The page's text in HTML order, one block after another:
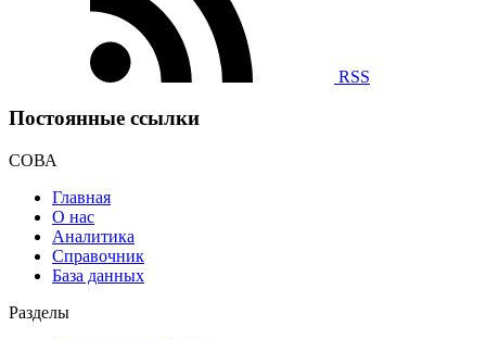
RSS
Постоянные ссылки
СОВА
Главная
О нас
Аналитика
Справочник
База данных
Разделы